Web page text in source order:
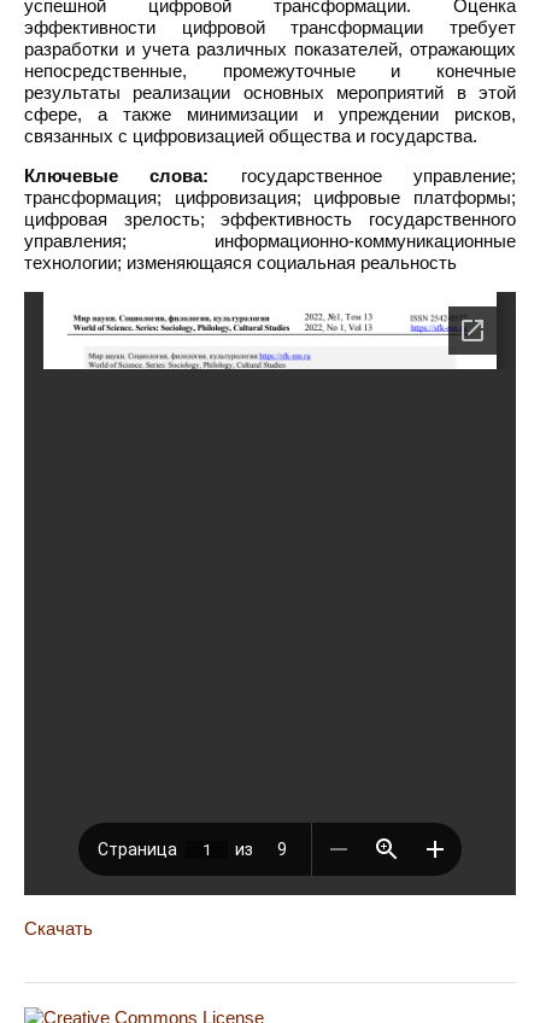
успешной цифровой трансформации. Оценка
эффективности цифровой трансформации требует
разработки и учета различных показателей, отражающих
непосредственные, промежуточные и конечные
результаты реализации основных мероприятий в этой
сфере, а также минимизации и упреждении рисков,
связанных с цифровизацией общества и государства.
Ключевые слова: государственное управление;
трансформация; цифровизация; цифровые платформы;
цифровая зрелость; эффективность государственного
управления; информационно-коммуникационные
технологии; изменяющаяся социальная реальность
Скачать